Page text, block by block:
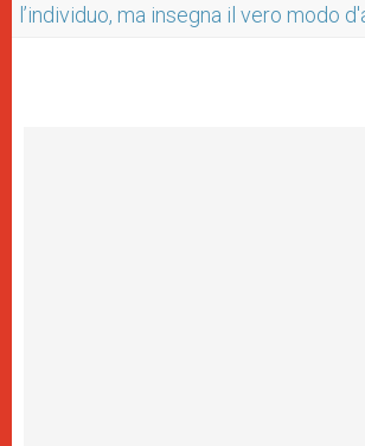
l’individuo, ma insegna il vero modo